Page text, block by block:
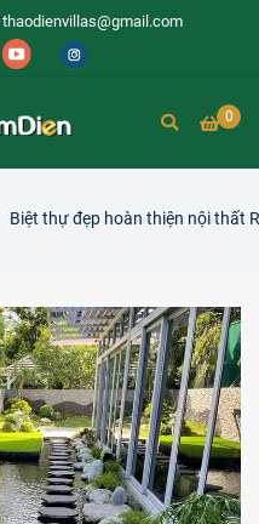
thaodienvillas@gmail.com
0
Biệt thự đẹp hoàn thiện nội thất